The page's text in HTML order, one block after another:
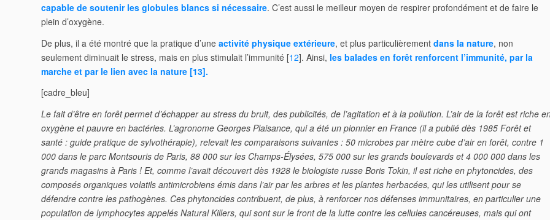
capable de soutenir les globules blancs si nécessaire. C’est aussi le meilleur moyen de respirer profondément et de faire le
plein d’oxygène.
De plus, il a été montré que la pratique d’une activité physique extérieure, et plus particulièrement dans la nature, non
seulement diminuait le stress, mais en plus stimulait l’immunité [12]. Ainsi, les balades en forêt renforcent l’immunité, par la
marche et par le lien avec la nature [13].
[cadre_bleu]
Le fait d’être en forêt permet d’échapper au stress du bruit, des publicités, de l’agitation et à la pollution. L’air de la forêt est riche
oxygène et pauvre en bactéries. L’agronome Georges Plaisance, qui a été un pionnier en France (il a publié dès 1985 Forêt et
santé : guide pratique de sylvothérapie), relevait les comparaisons suivantes : 50 microbes par mètre cube d’air en forêt, contre 1
000 dans le parc Montsouris de Paris, 88 000 sur les Champs-Élysées, 575 000 sur les grands boulevards et 4 000 000 dans les
grands magasins à Paris ! Et, comme l’avait découvert dès 1928 le biologiste russe Boris Tokin, il est riche en phytoncides, des
composés organiques volatils antimicrobiens émis dans l’air par les arbres et les plantes herbacées, qui les utilisent pour se
défendre contre les pathogènes. Ces phytoncides contribuent, de plus, à renforcer nos défenses immunitaires, en particulier une
population de lymphocytes appelés Natural Killers, qui sont sur le front de la lutte contre les cellules cancéreuses, mais qui ont